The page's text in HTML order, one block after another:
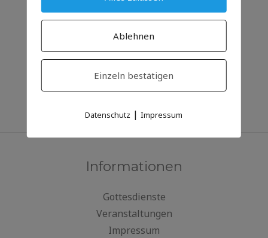
für Jugendliche
Informationen
Gottesdienste
Veranstaltungen
Impressum
Ablehnen
Einzeln bestätigen
Datenschutz |Impressum